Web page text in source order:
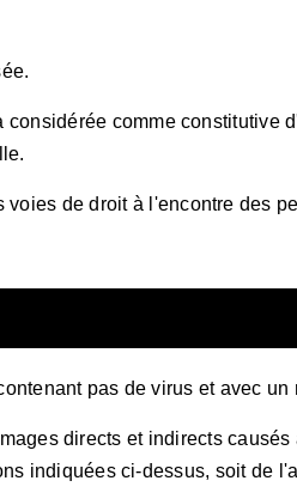
comme constitutive
de droit à l'encontre des
pas de virus et avec
directs et indirects
indiquées ci-dessus, soit de